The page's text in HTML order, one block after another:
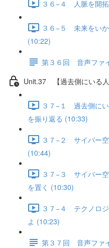
３６−４ 人脈を開
３６−５ 未来をい
(10:22)
第３６回 音声ファ
Unit.37 【過去側にいる人
３７−１ 過去側に
を振り返る (10:33)
３７−２ サイバー
(10:44)
３７−３ サイバー
を置く (10:30)
３７−４ テクノロ
よ (10:23)
第３７回 音声ファ